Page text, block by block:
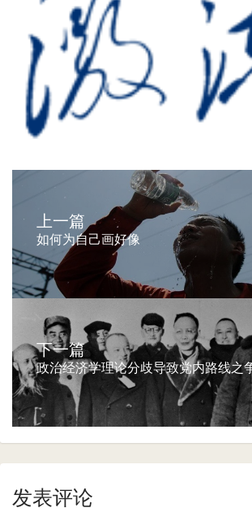
上一篇
如何为自己画好像
下一篇
政治经济学理论分歧导致党内路线之
发表评论